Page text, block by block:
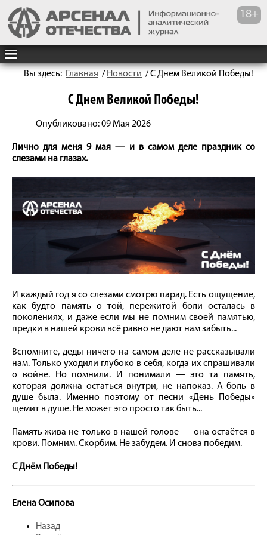
Вы здесь: Главная / Новости /С Днем Великой Победы!
С Днем Великой Победы!
Опубликовано: 09 Мая 2026
Лично для меня 9 мая — и в самом деле праздник со
слезами на глазах.
И каждый год я со слезами смотрю парад. Есть ощущение,
как будто память о той, пережитой боли осталась в
поколениях, и даже если мы не помним своей памятью,
предки в нашей крови всё равно не дают нам забыть...
Вспомните, деды ничего на самом деле не рассказывали
нам. Только уходили глубоко в себя, когда их спрашивали
о войне. Но помнили. И понимали — это та память,
которая должна остаться внутри, не напоказ. А боль в
душе была. Именно поэтому от песни «День Победы»
щемит в душе. Не может это просто так быть...
Память жива не только в нашей голове — она остаётся в
крови. Помним. Скорбим. Не забудем. И снова победим.
С Днём Победы!
Елена Осипова
Назад